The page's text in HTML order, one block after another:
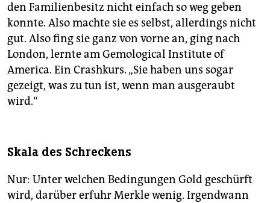
den Familienbesitz nicht einfach so weg geben
konnte. Also machte sie es selbst, allerdings nicht
gut. Also fing sie ganz von vorne an, ging nach
London, lernte am Gemological Institute of
America. Ein Crashkurs. „Sie haben uns sogar
gezeigt, was zu tun ist, wenn man ausgeraubt
wird.“
Skala des Schreckens
Nur: Unter welchen Bedingungen Gold geschürft
wird, darüber erfuhr Merkle wenig. Irgendwann